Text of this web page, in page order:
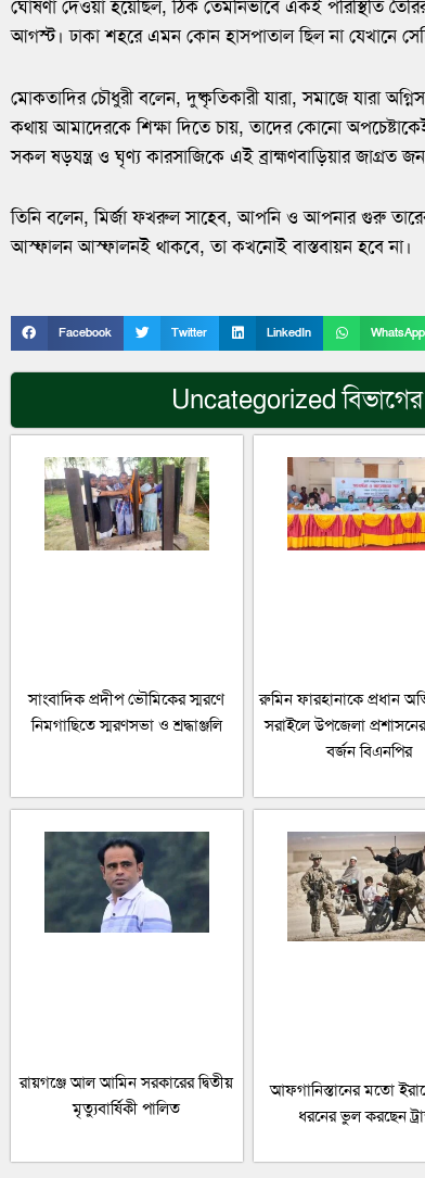
ঘোষণা দেওয়া হয়েছিল, ঠিক তেমনিভাবে একই পরিস্থিতি
আগস্ট। ঢাকা শহরে এমন কোন হাসপাতাল ছিল না যেখানে
মোকতাদির চৌধুরী বলেন, দুষ্কৃতিকারী যারা, সমাজে যারা
কথায় আমাদেরকে শিক্ষা দিতে চায়, তাদের কোনো
সকল ষড়যন্ত্র ও ঘৃণ্য কারসাজিকে এই ব্রাহ্মণবাড়িয়ার জাগ্রত
তিনি বলেন, মির্জা ফখরুল সাহেব, আপনি ও আপনার গুরু
আস্ফালন আস্ফালনই থাকবে, তা কখনোই বাস্তবায়ন হবে না।
Facebook Twitter LinkedIn WhatsApp
Uncategorized
সাংবাদিক প্রদীপ ভৌমিকের স্মরণে
নিমগাছিতে স্মরণসভা ও শ্রদ্ধাঞ্জলি
রুমিন ফারহানাকে প্রধান
সরাইলে উপজেলা
বর্জন বিএনপির
রায়গঞ্জে আল আমিন সরকারের দ্বিতীয়
মৃত্যুবার্ষিকী পালিত
আফগানিস্তানের মতো
ধরনের ভুল করছেন